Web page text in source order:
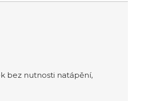
bez nutnosti natápění,